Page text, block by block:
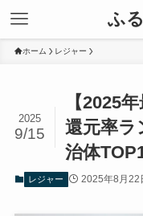
ふ
ホーム レジャー
【2025
還元率ラ
治体
2025
9/15
レジャー 2025年8月22